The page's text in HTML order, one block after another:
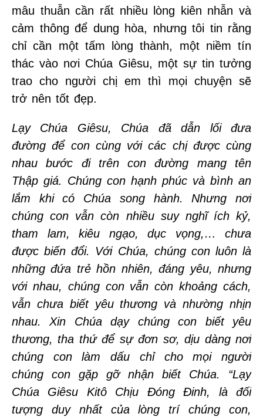
mâu thuẫn cần rất nhiều lòng kiên nhẫn và
cảm thông để dung hòa, nhưng tôi tin rằng
chỉ cần một tấm lòng thành, một niềm tín
thác vào nơi Chúa Giêsu, một sự tin tưởng
trao cho người chị em thì mọi chuyện sẽ
trở nên tốt đẹp.
Lạy Chúa Giêsu, Chúa đã dẫn lối đưa
đường để con cùng với các chị được cùng
nhau bước đi trên con đường mang tên
Thập giá. Chúng con hạnh phúc và bình an
lắm khi có Chúa song hành. Nhưng nơi
chúng con vẫn còn nhiều suy nghĩ ích kỷ,
tham lam, kiêu ngạo, dục vọng,… chưa
được biến đổi. Với Chúa, chúng con luôn là
những đứa trẻ hồn nhiên, đáng yêu, nhưng
với nhau, chúng con vẫn còn khoảng cách,
vẫn chưa biết yêu thương và nhường nhịn
nhau. Xin Chúa dạy chúng con biết yêu
thương, tha thứ để sự đơn sơ, dịu dàng nơi
chúng con làm dấu chỉ cho mọi người
chúng con gặp gỡ nhận biết Chúa. “Lạy
Chúa Giêsu Kitô Chịu Đóng Đinh, là đối
tượng duy nhất của lòng trí chúng con,